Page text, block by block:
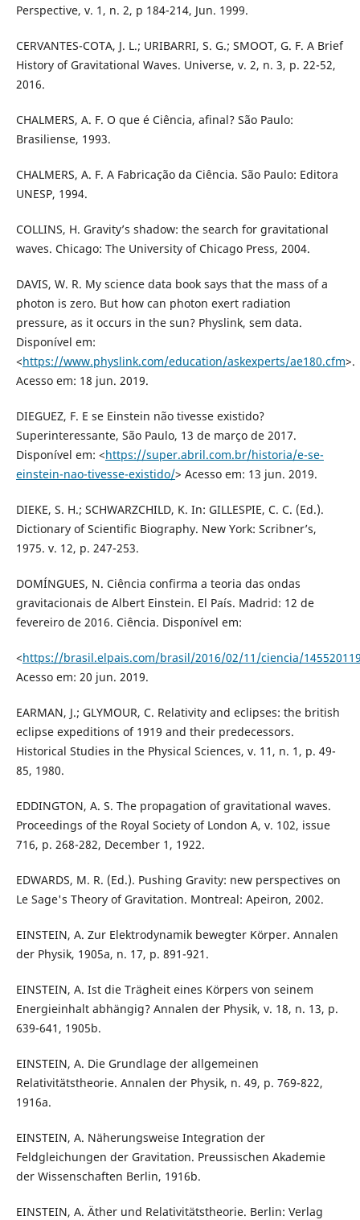
Perspective, v. 1, n. 2, p 184-214, Jun. 1999.
CERVANTES-COTA, J. L.; URIBARRI, S. G.; SMOOT, G. F. A Brief
History of Gravitational Waves. Universe, v. 2, n. 3, p. 22-52,
2016.
CHALMERS, A. F. O que é Ciência, afinal? São Paulo:
Brasiliense, 1993.
CHALMERS, A. F. A Fabricação da Ciência. São Paulo: Editora
UNESP, 1994.
COLLINS, H. Gravity’s shadow: the search for gravitational
waves. Chicago: The University of Chicago Press, 2004.
DAVIS, W. R. My science data book says that the mass of a
photon is zero. But how can photon exert radiation
pressure, as it occurs in the sun? Physlink, sem data.
Disponível em:
<https://www.physlink.com/education/askexperts/ae180.cfm>.
Acesso em: 18 jun. 2019.
DIEGUEZ, F. E se Einstein não tivesse existido?
Superinteressante, São Paulo, 13 de março de 2017.
Disponível em: <https://super.abril.com.br/historia/e-se-
einstein-nao-tivesse-existido/> Acesso em: 13 jun. 2019.
DIEKE, S. H.; SCHWARZCHILD, K. In: GILLESPIE, C. C. (Ed.).
Dictionary of Scientific Biography. New York: Scribner’s,
1975. v. 12, p. 247-253.
DOMÍNGUES, N. Ciência confirma a teoria das ondas
gravitacionais de Albert Einstein. El País. Madrid: 12 de
fevereiro de 2016. Ciência. Disponível em:
<https://brasil.elpais.com/brasil/2016/02/11/ciencia/
Acesso em: 20 jun. 2019.
EARMAN, J.; GLYMOUR, C. Relativity and eclipses: the british
eclipse expeditions of 1919 and their predecessors.
Historical Studies in the Physical Sciences, v. 11, n. 1, p. 49-
85, 1980.
EDDINGTON, A. S. The propagation of gravitational waves.
Proceedings of the Royal Society of London A, v. 102, issue
716, p. 268-282, December 1, 1922.
EDWARDS, M. R. (Ed.). Pushing Gravity: new perspectives on
Le Sage's Theory of Gravitation. Montreal: Apeiron, 2002.
EINSTEIN, A. Zur Elektrodynamik bewegter Körper. Annalen
der Physik, 1905a, n. 17, p. 891-921.
EINSTEIN, A. Ist die Trägheit eines Körpers von seinem
Energieinhalt abhängig? Annalen der Physik, v. 18, n. 13, p.
639-641, 1905b.
EINSTEIN, A. Die Grundlage der allgemeinen
Relativitätstheorie. Annalen der Physik, n. 49, p. 769-822,
1916a.
EINSTEIN, A. Näherungsweise Integration der
Feldgleichungen der Gravitation. Preussischen Akademie
der Wissenschaften Berlin, 1916b.
EINSTEIN, A. Äther und Relativitätstheorie. Berlin: Verlag